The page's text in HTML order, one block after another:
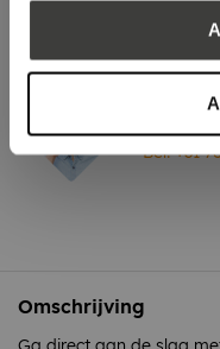
Advies
Bel: +31
Omschrijving